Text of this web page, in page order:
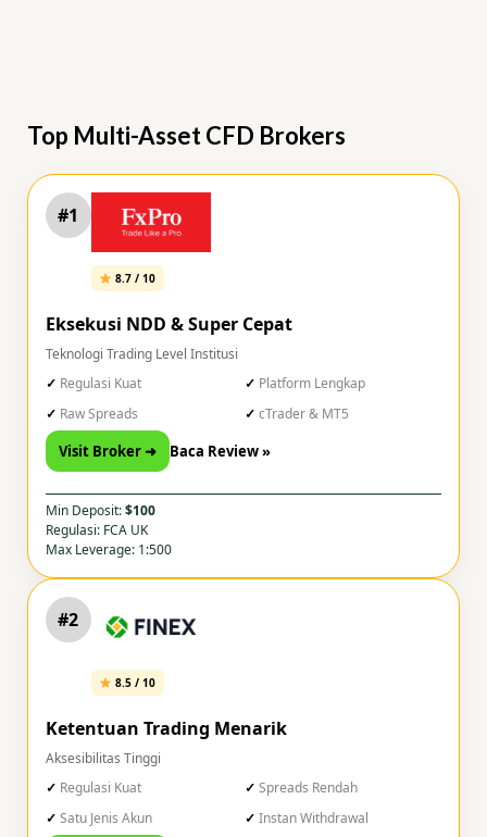
Bagaimana?
Top Multi-Asset CFD Brokers
#1
8.7 / 10
Eksekusi NDD & Super Cepat
Teknologi Trading Level Institusi
Regulasi Kuat
Platform Lengkap
Raw Spreads
cTrader & MT5
Visit Broker ➜ Baca Review »
Min Deposit:$100
Regulasi: FCA UK
Max Leverage: 1:500
#2
8.5 / 10
Ketentuan Trading Menarik
Aksesibilitas Tinggi
Regulasi Kuat
Spreads Rendah
Satu Jenis Akun
Instan Withdrawal